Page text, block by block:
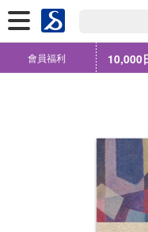
會員福利 10,000